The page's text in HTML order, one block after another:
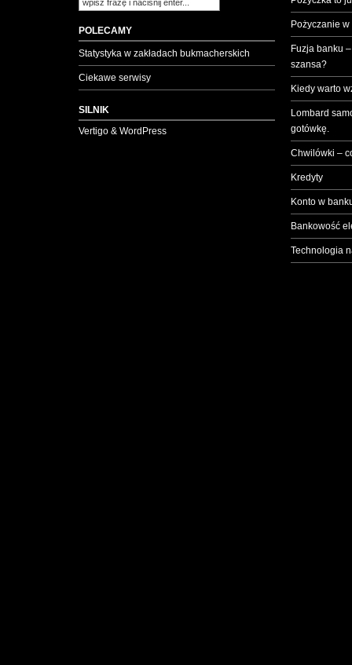
POLECAMY
Statystyka w zakładach bukmacherskich
Ciekawe serwisy
SILNIK
Vertigo & WordPress
Pożyczanie
Fuzja banku
szansa?
Kiedy warto
Lombard
gotówkę.
Chwilówki –
Kredyty
Konto w
Bankowość
Technologia